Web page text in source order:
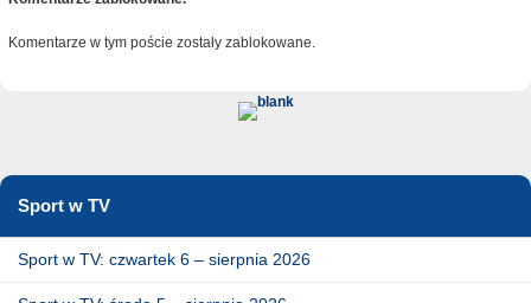
Komentarze w tym poście zostały zablokowane.
Sport w TV
Sport w TV: czwartek 6 – sierpnia 2026